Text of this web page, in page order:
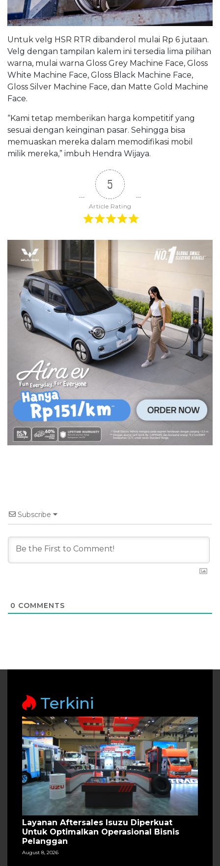
Untuk velg HSR RTR dibanderol mulai Rp 6 jutaan.
Velg dengan tampilan kalem ini tersedia lima pilihan
warna, mulai warna Gloss Grey Machine Face, Gloss
White Machine Face, Gloss Black Machine Face,
Gloss Silver Machine Face, dan Matte Gold Machine
Face.
“Kami tetap memberikan harga kompetitif yang
sesuai dengan keinginan pasar. Sehingga bisa
memuaskan mereka dalam memodifikasi mobil
milik mereka,” imbuh Hendra Wijaya.
5
Article Rating
Subscribe
0 COMMENTS
Terkini
Layanan Aftersales Isuzu Diperkuat
Untuk Optimalkan Operasional Bisnis
Pelanggan
August 8, 2026